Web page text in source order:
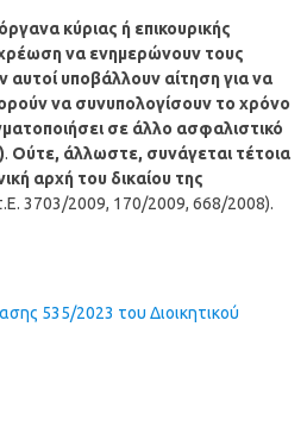
κύριας ή επικουρικής
να ενημερώνουν τους
υποβάλλουν αίτηση για να
να συνυπολογίσουν το χρόνο
σε άλλο ασφαλιστικό
. Ούτε, άλλωστε, συνάγεται τέτοια
αρχή του δικαίου της
3703/2009, 170/2009, 668/2008).
535/2023 του Διοικητικού